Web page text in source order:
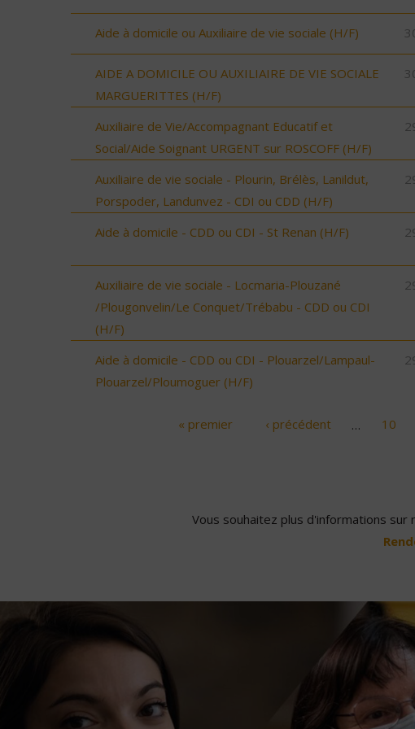
Aide à domicile ou Auxiliaire de vie sociale (H/F)
AIDE A DOMICILE OU AUXILIAIRE DE VIE SOCIALE
MARGUERITTES (H/F)
Auxiliaire de Vie/Accompagnant Educatif et
Social/Aide Soignant URGENT sur ROSCOFF (H/F)
Auxiliaire de vie sociale - Plourin, Brélès, Lanildut,
Porspoder, Landunvez - CDI ou CDD (H/F)
Aide à domicile - CDD ou CDI - St Renan (H/F)
Auxiliaire de vie sociale - Locmaria-Plouzané
/Plougonvelin/Le Conquet/Trébabu - CDD ou CDI
(H/F)
Aide à domicile - CDD ou CDI - Plouarzel/Lampaul-
Plouarzel/Ploumoguer (H/F)
« premier ‹ précédent … 10
Vous souhaitez plus d'informations